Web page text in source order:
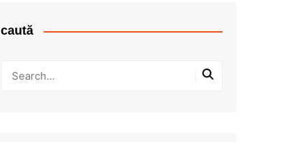
caută